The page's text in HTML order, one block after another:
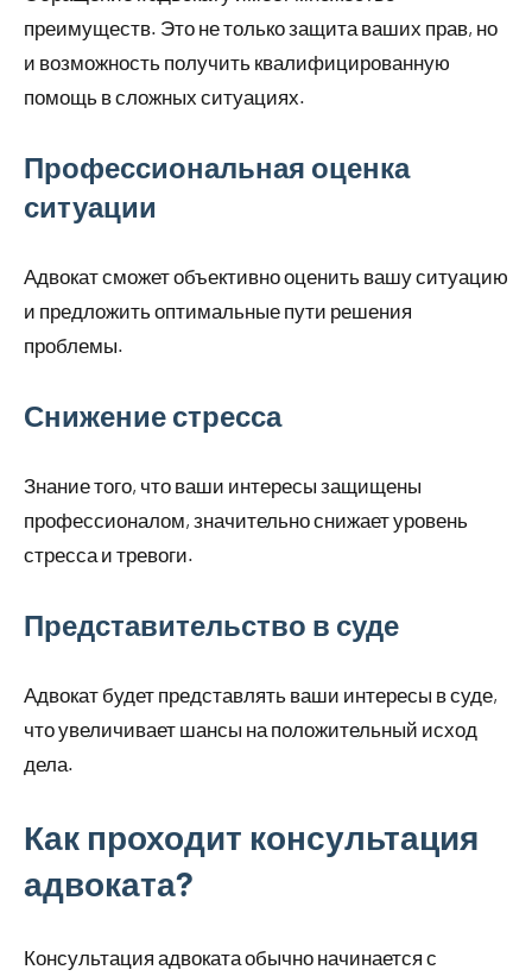
преимуществ. Это не только защита ваших прав, но
и возможность получить квалифицированную
помощь в сложных ситуациях.
Профессиональная оценка
ситуации
Адвокат сможет объективно оценить вашу ситуацию
и предложить оптимальные пути решения
проблемы.
Снижение стресса
Знание того, что ваши интересы защищены
профессионалом, значительно снижает уровень
стресса и тревоги.
Представительство в суде
Адвокат будет представлять ваши интересы в суде,
что увеличивает шансы на положительный исход
дела.
Как проходит консультация
адвоката?
Консультация адвоката обычно начинается с